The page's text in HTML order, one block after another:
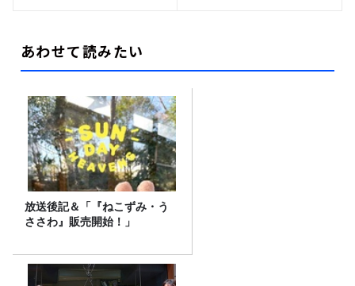
あわせて読みたい
放送後記＆「『ねこずみ・う
ささわ』販売開始！」